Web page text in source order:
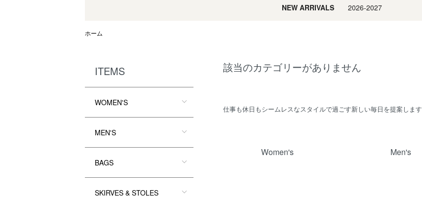
NEW ARRIVALS2026-2027
ホーム
該当のカテゴリーがありません
仕事も休日もシームレスなスタイルで過ごす新しい毎日を提案します
グループ一覧Women's Men's
ITEMS
WOMEN'S
MEN'S
BAGS
SKIRVES & STOLES